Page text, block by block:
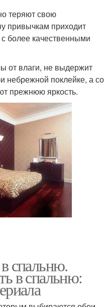
теряют свою
привычкам приходит
более качественными
от влаги, не выдержит
небрежной поклейке, а со
прежнюю яркость.
спальню.
в спальню: